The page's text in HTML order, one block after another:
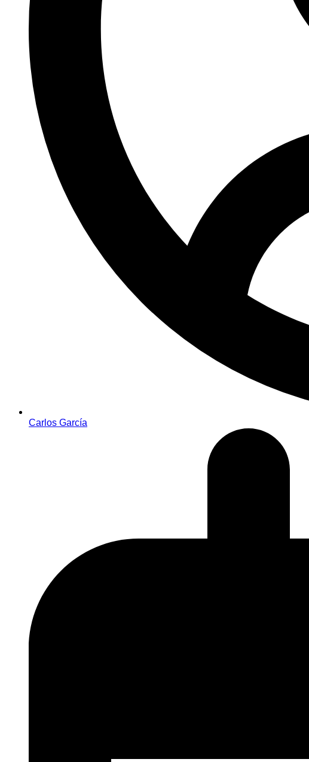
Carlos García